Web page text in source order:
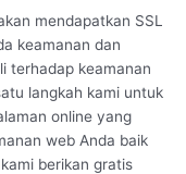
mendapatkan SSL
keamanan dan
terhadap keamanan
langkah kami untuk
online yang
web Anda baik
berikan gratis